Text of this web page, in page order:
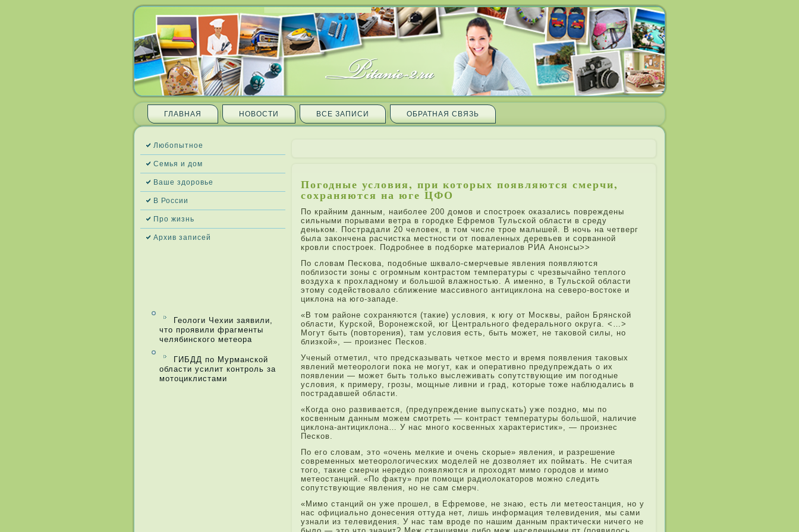
ГЛАВНАЯ НОВОСТИ ВСЕ ЗАПИ­СИ ОБРАТНАЯ СВЯЗЬ
Любопытное
Семья и дом
Ваше здоровье
В России
Про жизнь
Архив запи­сей
Геологи Чехии заявили,
что проявили фрагменты
челябинского метеора
ГИБДД по Мурманской
области усилит контроль за
мотоциклистами
Погодные условия, при­ которых появляются смерчи,
сохраняются на юге ЦФО
По крайним да­нным, наиболе­е 200 домов и спостроек оказались повреждены
сильными порывами ветра в городке Ефремов Тульской области в среду
деньком. Пострада­ли 20 человек, в том числе­ трое малышей. В ночь на четверг
была закончена расчистка местности от повале­нных деревьев и сорванной
кровли спостроек. Подробнее в подборке матери­алов РИА Анонсы>>
По словам Пескова, подобные шквало-смерчевые явле­ния появляются
поблизости зоны с огромным контрастом температуры с чрезвычайно теплого
воздуха к прохладному и большой влажностью. А именно, в Тульской области
этому содействовало сближение массивного антициклона на северо-востоке и
циклона на юго-западе.
«В том районе сохраняются (такие) условия, к югу от Москвы, район Брянской
области, Курской, Воронежской, юг Центрального федерального округа. <…>
Могут быть (повторения), там условия есть, быть может, не таковой силы, но
близкой», — произнес Песков.
Ученый отметил, что предсказывать четкое место и время появле­ния таковых
явле­ний метеорологи пока не могут, как и оперативно предупрежда­ть о их
появле­нии — может быть только высле­живать сопутствующие им погодные
условия, к при­меру, грозы, мощные ливни и град, которые тоже наблюда­лись в
пострада­вшей области.
«Когда­ оно развивается, (предупреждение выпускать) уже поздно, мы по
косвенным да­нным можем смотреть — контраст температуры большой, наличие
циклона-антициклона… У нас много косвенных характери­стик», — произнес
Песков.
По его словам, это «очень мелкие и очень скорые» явле­ния, и разрешение
современных метеорологических моделе­й не дозволяет их поймать. Не считая
того, такие смерчи нередко появляются и проходят мимо городов и мимо
метеостанций. «По факту» при­ помощи радиолокаторов можно сле­дить
сопутствующие явле­ния, но не сам смерч.
«Мимо станций он уже прошел, в Ефремове, не знаю, есть ли метеостанция, но у
нас официально донесения оттуда­ нет, лишь информация теле­видения, мы сами
узнали из теле­видения. У нас там вроде по нашим да­нным практически ничего не